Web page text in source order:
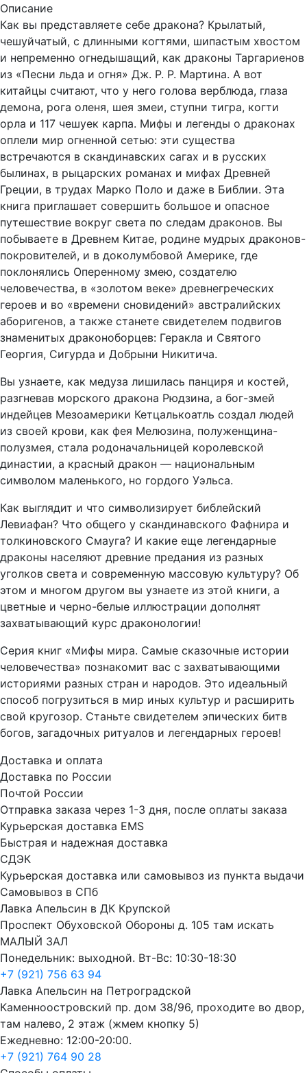
Описание
Как вы представляете себе дракона? Крылатый,
чешуйчатый, с длинными когтями, шипастым хвостом
и непременно огнедышащий, как драконы Таргариенов
из «Песни льда и огня» Дж. Р. Р. Мартина. А вот
китайцы считают, что у него голова верблюда, глаза
демона, рога оленя, шея змеи, ступни тигра, когти
орла и 117 чешуек карпа. Мифы и легенды о драконах
оплели мир огненной сетью: эти существа
встречаются в скандинавских сагах и в русских
былинах, в рыцарских романах и мифах Древней
Греции, в трудах Марко Поло и даже в Библии. Эта
книга приглашает совершить большое и опасное
путешествие вокруг света по следам драконов. Вы
побываете в Древнем Китае, родине мудрых драконов-
покровителей, и в доколумбовой Америке, где
поклонялись Оперенному змею, создателю
человечества, в «золотом веке» древнегреческих
героев и во «времени сновидений» австралийских
аборигенов, а также станете свидетелем подвигов
знаменитых драконоборцев: Геракла и Святого
Георгия, Сигурда и Добрыни Никитича.
Вы узнаете, как медуза лишилась панциря и костей,
разгневав морского дракона Рюдзина, а бог-змей
индейцев Мезоамерики Кетцалькоатль создал людей
из своей крови, как фея Мелюзина, полуженщина-
полузмея, стала родоначальницей королевской
династии, а красный дракон — национальным
символом маленького, но гордого Уэльса.
Как выглядит и что символизирует библейский
Левиафан? Что общего у скандинавского Фафнира и
толкиновского Смауга? И какие еще легендарные
драконы населяют древние предания из разных
уголков света и современную массовую культуру? Об
этом и многом другом вы узнаете из этой книги, а
цветные и черно-белые иллюстрации дополнят
захватывающий курс драконологии!
Серия книг «Мифы мира. Самые сказочные истории
человечества» познакомит вас с захватывающими
историями разных стран и народов. Это идеальный
способ погрузиться в мир иных культур и расширить
свой кругозор. Станьте свидетелем эпических битв
богов, загадочных ритуалов и легендарных героев!
Доставка и оплата
Доставка по России
Почтой России
Отправка заказа через 1-3 дня, после оплаты заказа
Курьерская доставка EMS
Быстрая и надежная доставка
СДЭК
Курьерская доставка или самовывоз из пункта выдачи
Самовывоз в СПб
Лавка Апельсин в ДК Крупской
Проспект Обуховской Обороны д. 105 там искать
МАЛЫЙ ЗАЛ
Понедельник: выходной. Вт-Вс: 10:30-18:30
+7 (921) 756 63 94
Лавка Апельсин на Петроградской
Каменноостровский пр. дом 38/96, проходите во двор,
там налево, 2 этаж (жмем кнопку 5)
Ежедневно: 12:00-20:00.
+7 (921) 764 90 28